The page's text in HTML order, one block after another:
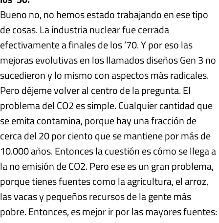
Bueno no, no hemos estado trabajando en ese tipo
de cosas. La industria nuclear fue cerrada
efectivamente a finales de los ’70. Y por eso las
mejoras evolutivas en los llamados diseños Gen 3 no
sucedieron y lo mismo con aspectos más radicales.
Pero déjeme volver al centro de la pregunta. El
problema del CO2 es simple. Cualquier cantidad que
se emita contamina, porque hay una fracción de
cerca del 20 por ciento que se mantiene por más de
10.000 años. Entonces la cuestión es cómo se llega a
la no emisión de CO2. Pero ese es un gran problema,
porque tienes fuentes como la agricultura, el arroz,
las vacas y pequeños recursos de la gente más
pobre. Entonces, es mejor ir por las mayores fuentes: